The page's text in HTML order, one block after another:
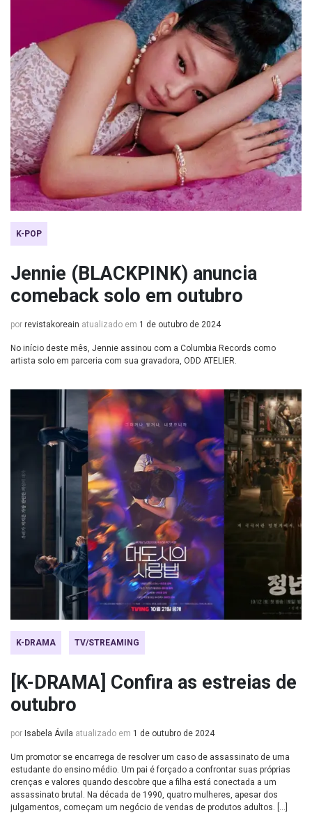
K-POP
Jennie (BLACKPINK) anuncia
comeback solo em outubro
por revistakoreain atualizado em 1 de outubro de 2024
No início deste mês, Jennie assinou com a Columbia Records como
artista solo em parceria com sua gravadora, ODD ATELIER.
K-DRAMA TV/STREAMING
[K-DRAMA] Confira as estreias de
outubro
por Isabela Ávila atualizado em 1 de outubro de 2024
Um promotor se encarrega de resolver um caso de assassinato de uma
estudante do ensino médio. Um pai é forçado a confrontar suas próprias
crenças e valores quando descobre que a filha está conectada a um
assassinato brutal. Na década de 1990, quatro mulheres, apesar dos
julgamentos, começam um negócio de vendas de produtos adultos. […]